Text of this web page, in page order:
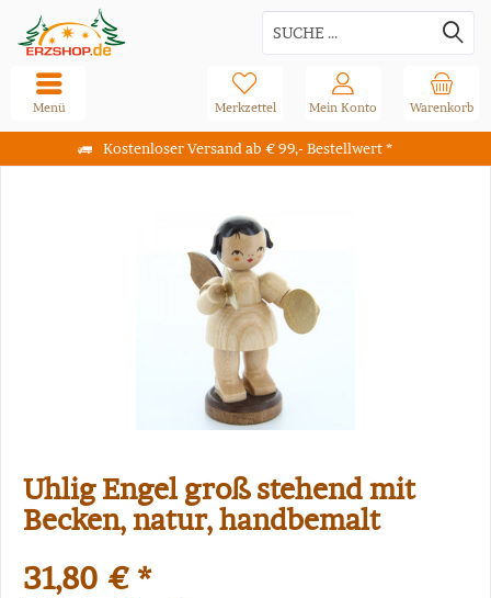
Kostenloser Versand ab € 99,- Bestellwert *
Warenkorb
Merkzettel Mein Konto
Menü
Uhlig Engel groß stehend mit
Becken, natur, handbemalt
31,80 € *